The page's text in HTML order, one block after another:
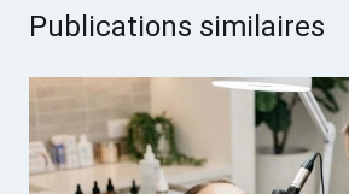
Publications similaires